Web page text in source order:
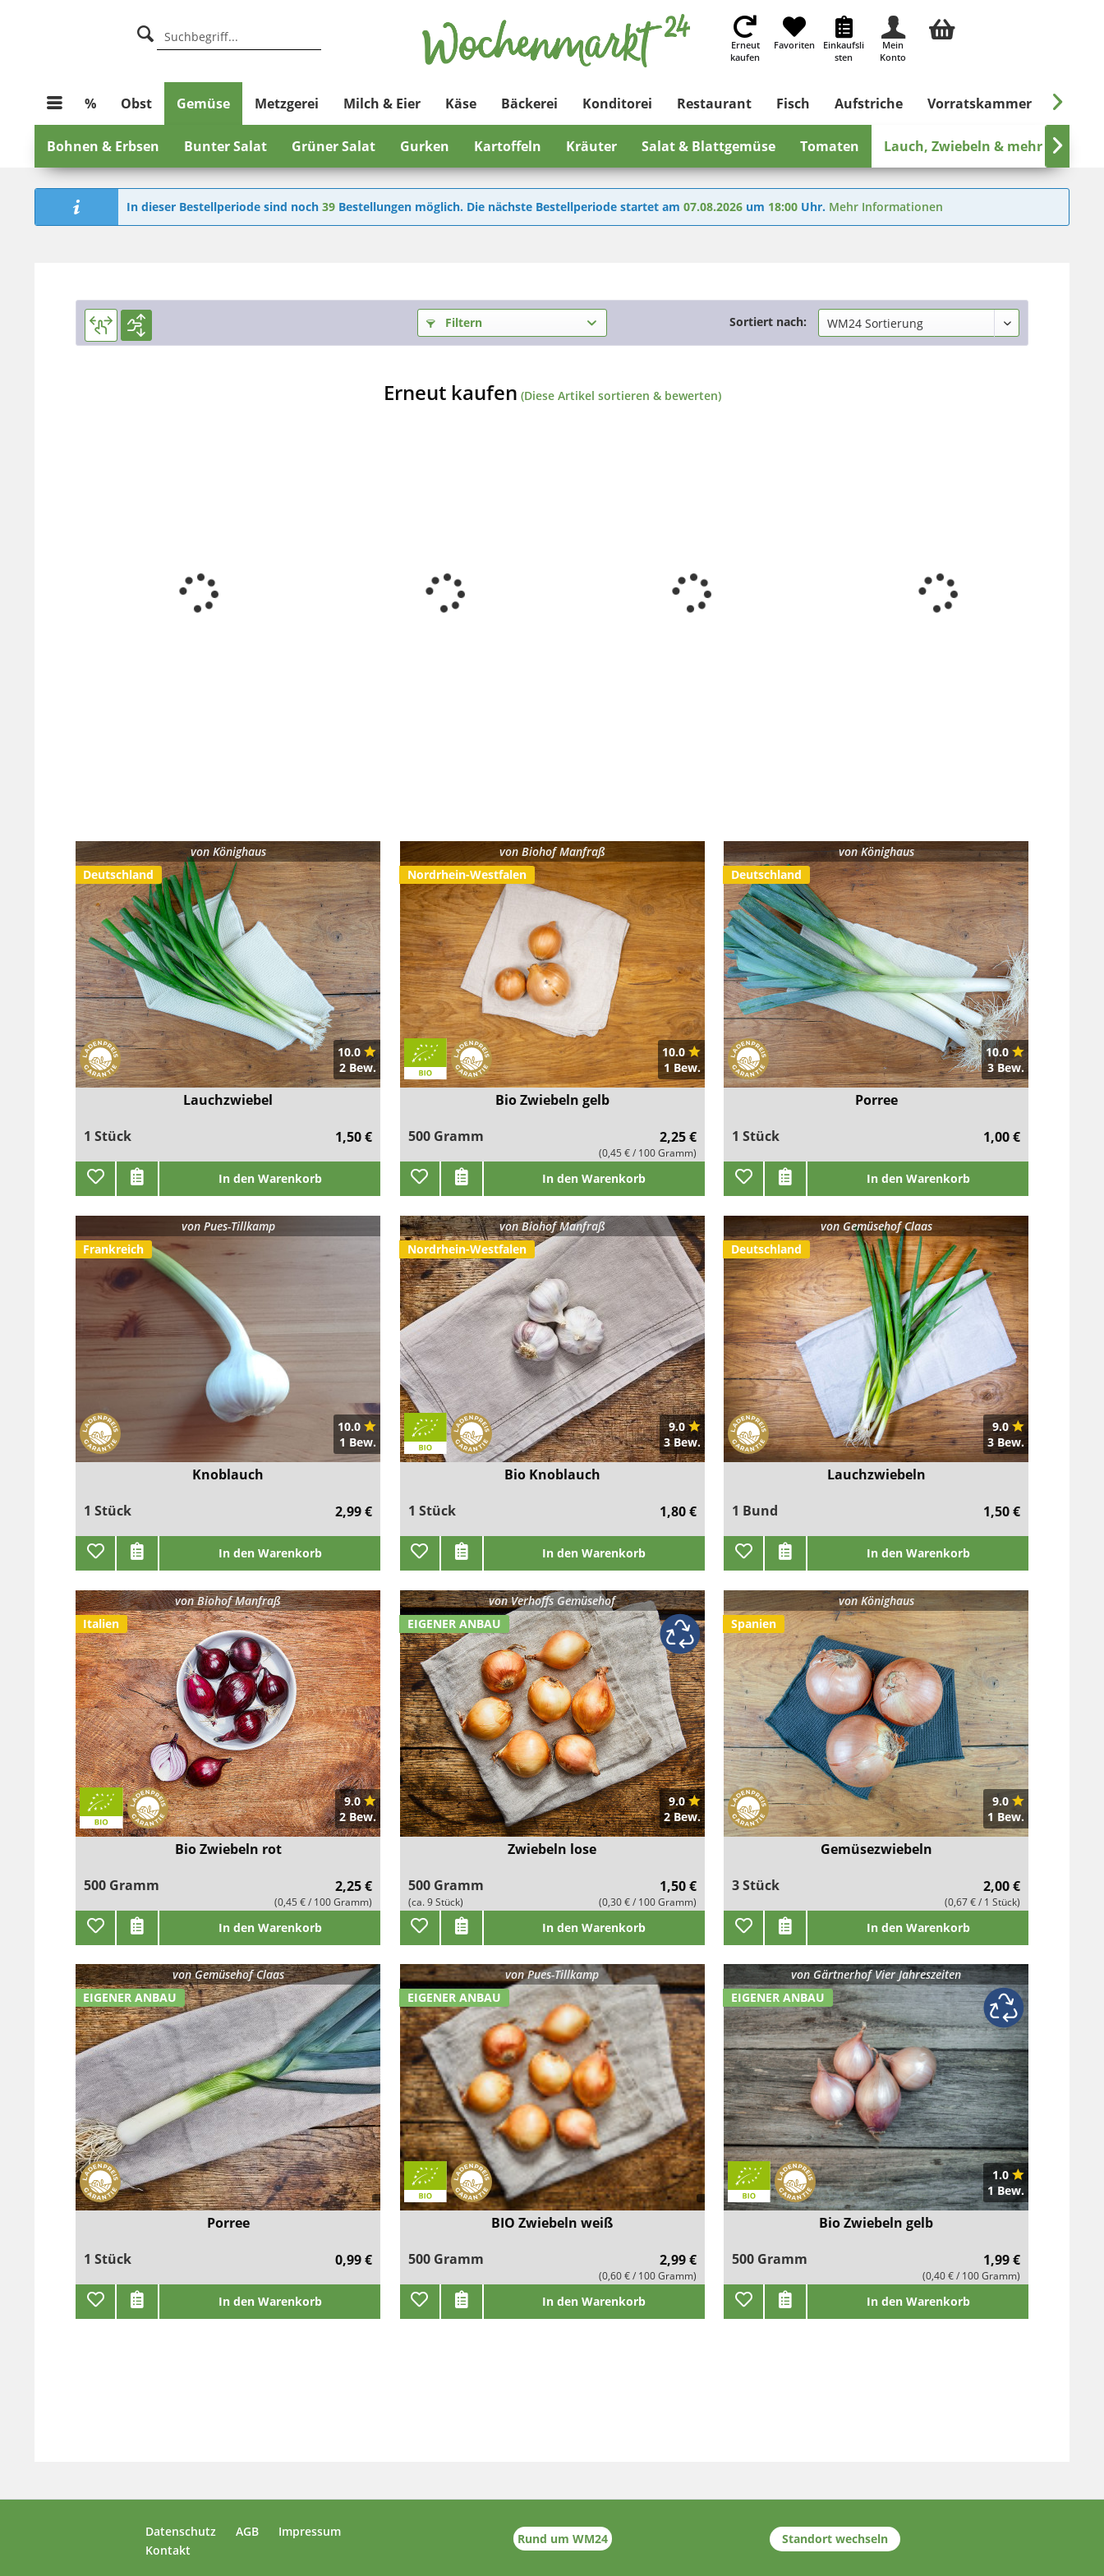
Erneut
kaufen
Favoriten
Einkaufsli
sten
Mein
Konto
% Obst Gemüse Metzgerei Milch & Eier Käse Bäckerei Konditorei Restaurant Fisch Aufstriche Vorratskammer Süßes
Bohnen & Erbsen Bunter Salat Grüner Salat Gurken Kartoffeln Kräuter Salat & Blattgemüse Tomaten Lauch, Zwiebeln & mehr 

In dieser Bestellperiode sind noch 39 Bestellungen möglich. Die nächste Bestellperiode startet am 07.08.2026 um 18:00 Uhr. Mehr Informationen
Filtern Sortiert nach:
Erneut kaufen (Diese Artikel sortieren & bewerten)
Deutschland
von Könighaus
10.0
2 Bew.
Lauchzwiebel
1 Stück
1,50 €
In den Warenkorb
Nordrhein-Westfalen
von Biohof Manfraß
10.0
1 Bew.
Bio Zwiebeln gelb
500 Gramm
2,25 €
(0,45 € / 100 Gramm)
In den Warenkorb
Deutschland
vonKönighaus
10.0
3 Bew.
Porree
1 Stück
1,00 €
In den Warenkorb
Frankreich
von Pues-Tillkamp
10.0
1 Bew.
Knoblauch
1 Stück
2,99 €
In den Warenkorb
Nordrhein-Westfalen
vonBiohof Manfraß
9.0
3 Bew.
Bio Knoblauch
1 Stück
1,80 €
In den Warenkorb
Deutschland
vonGemüsehof Claas
9.0
3 Bew.
Lauchzwiebeln
1 Bund
1,50 €
In den Warenkorb
Italien
vonBiohof Manfraß
9.0
2 Bew.
Bio Zwiebeln rot
500 Gramm
2,25 €
(0,45 € / 100 Gramm)
In den Warenkorb
EIGENER ANBAU
vonVerhoffs Gemüsehof
9.0
2 Bew.
Zwiebeln lose
500 Gramm
(ca. 9 Stück)
1,50 €
(0,30 € / 100 Gramm)
In den Warenkorb
Spanien
vonKönighaus
9.0
1 Bew.
Gemüsezwiebeln
3 Stück
2,00 €
(0,67 € / 1 Stück)
In den Warenkorb
EIGENER ANBAU
vonGemüsehof Claas
Porree
1 Stück
0,99 €
In den Warenkorb
EIGENER ANBAU
vonPues-Tillkamp
BIO Zwiebeln weiß
500 Gramm
2,99 €
(0,60 € / 100 Gramm)
In den Warenkorb
EIGENER ANBAU
vonGärtnerhof Vier Jahreszeiten
1.0
1 Bew.
Bio Zwiebeln gelb
500 Gramm
1,99 €
(0,40 € / 100 Gramm)
In den Warenkorb
Datenschutz AGB
Impressum
Kontakt
Rund um WM24 Standort wechseln